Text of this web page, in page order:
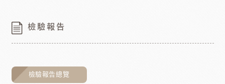
檢驗報告
檢驗報告總覽